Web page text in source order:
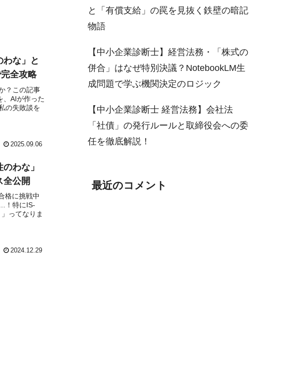
わな」と
全攻略
？この記事
、AIが作った
の失敗談を
2025.09.06
わな」
全公開
格に挑戦中
！特にIS-
ってなりま
2024.12.29
と「有償支給」の罠を見抜く鉄壁の暗記
物語
【中小企業診断士】経営法務・「株式の
併合」はなぜ特別決議？NotebookLM生
成問題で学ぶ機関決定のロジック
【中小企業診断士 経営法務】会社法
「社債」の発行ルールと取締役会への委
任を徹底解説！
最近のコメント